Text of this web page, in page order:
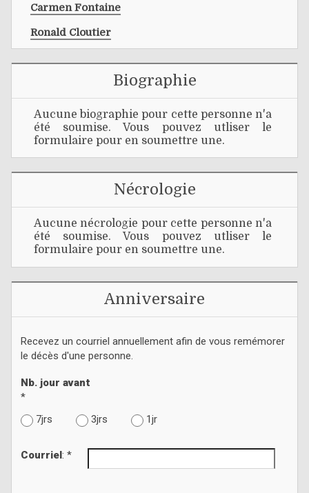
Carmen Fontaine
Ronald Cloutier
Biographie
Aucune biographie pour cette personne n'a
été soumise. Vous pouvez utliser le
formulaire pour en soumettre une.
Nécrologie
Aucune nécrologie pour cette personne n'a
été soumise. Vous pouvez utliser le
formulaire pour en soumettre une.
Anniversaire
Recevez un courriel annuellement afin de vous remémorer
le décès d'une personne.
Nb. jour avant
*
7jrs
3jrs 1jr
Courriel : *